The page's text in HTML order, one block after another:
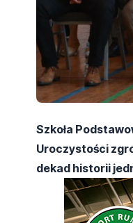
Szkoła
Uroczystości
dekad historii